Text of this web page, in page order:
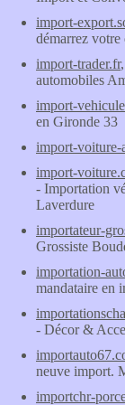
import-
démarrez votre
import-trader.fr
automobiles
import-
en Gironde 33
import-voiture-
import-
- Importation
Laverdure
importateur-
Grossiste
importation-
mandataire en
- Décor &
neuve import.
importchr-